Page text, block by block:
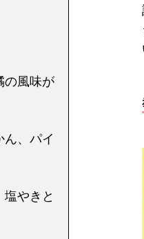
の風味が
、パイ
やきと